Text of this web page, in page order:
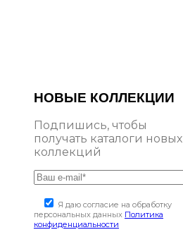
НОВЫЕ КОЛЛЕКЦИИ
Подпишись, чтобы
получать каталоги новых
коллекций
Я даю согласие на обработку
персональных данных Политика
конфиденциальности